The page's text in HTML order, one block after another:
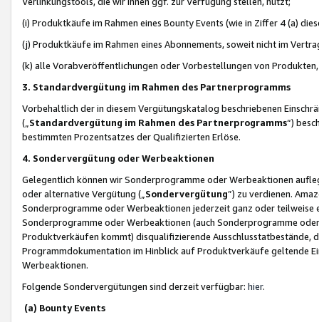
(i) Produktkäufe im Rahmen eines Bounty Events (wie in Ziffer 4 (a)
(j) Produktkäufe im Rahmen eines Abonnements, soweit nicht im
(k) alle Vorabveröffentlichungen oder Vorbestellungen von
3. Standardvergütung im Rahmen des Partnerprogramms
Vorbehaltlich der in diesem Vergütungskatalog beschriebenen
(„ Standardvergütung im Rahmen des Partnerprogramms“)
bestimmten Prozentsatzes der Qualifizierten Erlöse.
4. Sondervergütung oder Werbeaktionen
Gelegentlich können wir Sonderprogramme oder Werbeaktionen
oder alternative Vergütung („ Sondervergütung”) zu verdienen.
Sonderprogramme oder Werbeaktionen jederzeit ganz oder
Sonderprogramme oder Werbeaktionen (auch Sonderprogramme
Produktverkäufen kommt) disqualifizierende Ausschlusstatbestände,
Programmdokumentation im Hinblick auf Produktverkäufe geltende
Werbeaktionen.
Folgende Sondervergütungen sind derzeit verfügbar: hier.
(a) Bounty Events